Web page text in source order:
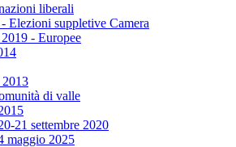
liberali
Elezioni suppletive Camera
- Europee
di valle
21 settembre 2020
maggio 2025